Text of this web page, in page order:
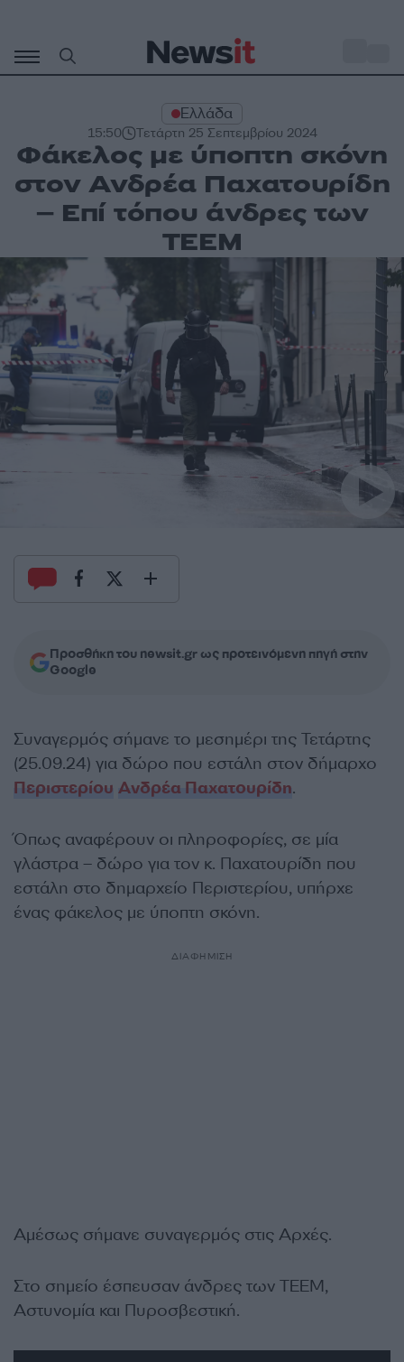
περιεχόμενο
Ελλάδα
15:50 Τετάρτη 25 Σεπτεμβρίου 2024
Φάκελος με ύποπτη σκόνη
στον Ανδρέα Παχατουρίδη
– Επί τόπου άνδρες των
ΤΕΕΜ
Προσθήκη του newsit.gr ως προτεινόμενη πηγή στην
Google
Συναγερμός σήμανε το μεσημέρι της Τετάρτης
(25.09.24) για δώρο που εστάλη στον δήμαρχο
Περιστερίου Ανδρέα Παχατουρίδη.
Όπως αναφέρουν οι πληροφορίες, σε μία
γλάστρα – δώρο για τον κ. Παχατουρίδη που
εστάλη στο δημαρχείο Περιστερίου, υπήρχε
ένας φάκελος με ύποπτη σκόνη.
ΔΙΑΦΗΜΙΣΗ
Αμέσως σήμανε συναγερμός στις Αρχές.
Στο σημείο έσπευσαν άνδρες των ΤΕΕΜ,
Αστυνομία και Πυροσβεστική.